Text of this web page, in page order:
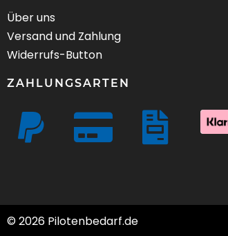
Über uns
Versand und Zahlung
Widerrufs-Button
ZAHLUNGSARTEN
© 2026 Pilotenbedarf.de